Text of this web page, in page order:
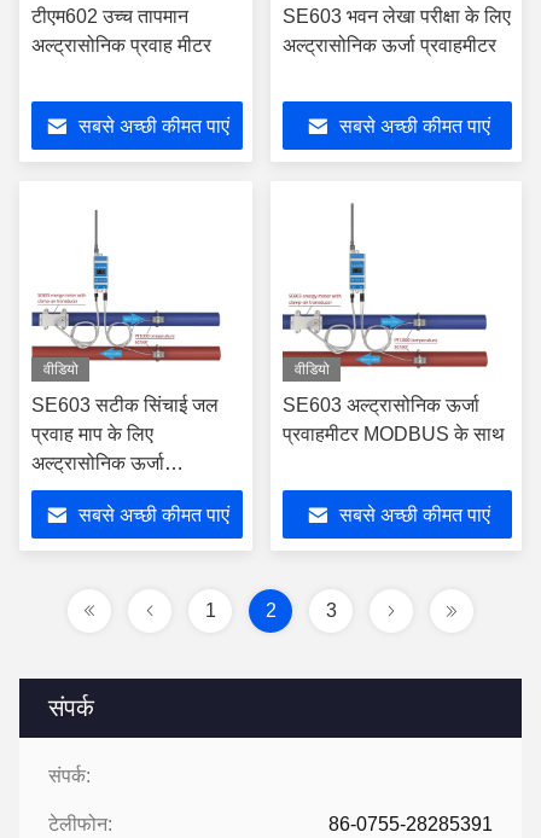
संपर्क
संपर्क:
टेलीफोन: 86-0755-28285391
टीएम602 उच्च तापमान
अल्ट्रासोनिक प्रवाह मीटर
सबसे अच्छी कीमत पाएं
SE603 भवन लेखा परीक्षा के लिए
अल्ट्रासोनिक ऊर्जा प्रवाहमीटर
सबसे अच्छी कीमत पाएं
वीडियो
SE603 सटीक सिंचाई जल
प्रवाह माप के लिए
अल्ट्रासोनिक ऊर्जा
प्रवाहमीटर
सबसे अच्छी कीमत पाएं
वीडियो
SE603 अल्ट्रासोनिक ऊर्जा
प्रवाहमीटर MODBUS के साथ
सबसे अच्छी कीमत पाएं
1 2 3